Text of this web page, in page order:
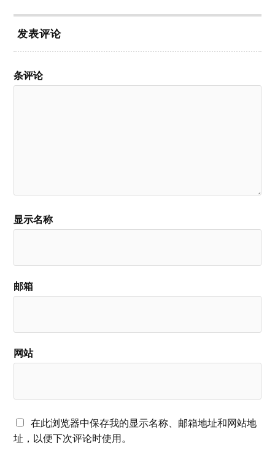
发表评论
条评论
显示名称
邮箱
网站
在此浏览器中保存我的显示名称、邮箱地址和网站地
址，以便下次评论时使用。